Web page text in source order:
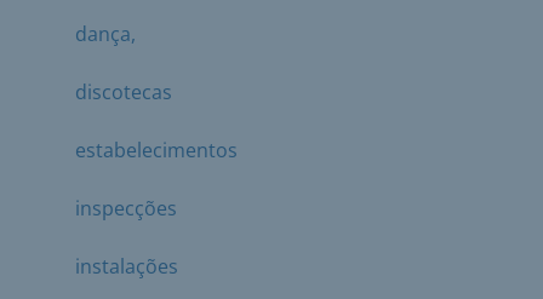
dança,
discotecas
estabelecimentos
inspecções
instalações